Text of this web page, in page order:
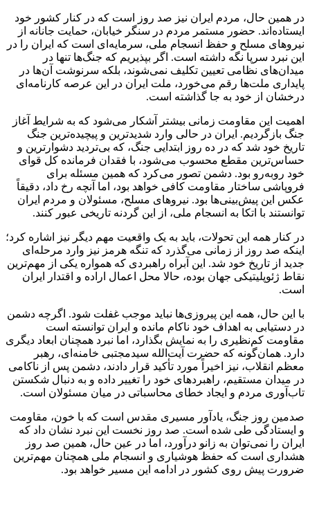
در همین حال، مردم ایران نیز صد روز است که در کنار کشور خود
ایستاده‌اند. حضور مستمر مردم در سنگر خیابان، حمایت جانانه از
نیروهای مسلح و حفظ انسجام ملی، سرمایه‌ای است که ایران را در
این نبرد سرپا نگه داشته است. اگر بپذیریم که جنگ‌ها تنها در
میدان‌های نظامی تعیین تکلیف نمی‌شوند، بلکه سرنوشت آن‌ها در
پایداری ملت‌ها رقم می‌خورد، ملت ایران در این عرصه کارنامه‌ای
درخشان از خود به جا گذاشته است.
اهمیت این مقاومت زمانی بیشتر آشکار می‌شود که به شرایط آغاز
جنگ بازگردیم. ایران در حالی وارد شدیدترین و پیچیده‌ترین جنگ
تاریخ خود شد که در ده روز ابتدایی جنگ، که بی‌تردید دشوارترین و
حساس‌ترین مقطع محسوب می‌شود، با فقدان فرمانده کل قوای
خود روبه‌رو بود. دشمن تصور می‌کرد که همین مسئله برای
فروپاشی ساختار مقاومت کافی خواهد بود، اما آنچه رخ داد، دقیقاً
عکس این پیش‌بینی‌ها بود. نیروهای مسلح، مسئولان و مردم ایران
توانستند با اتکا به انسجام ملی، از این گردنه تاریخی عبور کنند.
در کنار همه این تحولات، باید به یک واقعیت مهم دیگر نیز اشاره کرد؛
اینکه صد روز از زمانی می‌گذرد که تنگه هرمز نیز وارد مرحله‌ای
جدید از تاریخ خود شد. این آبراه راهبردی که همواره یکی از مهم‌ترین
نقاط ژئوپلیتیکی جهان بوده، حالا محل اعمال اراده و اقتدار ایران
است.
با این حال، همه این پیروزی‌ها نباید موجب غفلت شود. اگرچه دشمن
در دستیابی به اهداف خود ناکام مانده و ایران توانسته است
مقاومت کم‌نظیری را به نمایش بگذارد، اما نبرد همچنان ابعاد دیگری
دارد. همان‌گونه که حضرت آیت‌الله سیدمجتبی خامنه‌ای، رهبر
معظم انقلاب، نیز اخیراً مورد تأکید قرار دادند، دشمن پس از ناکامی
در میدان مستقیم، راهبردهای خود را تغییر داده و به دنبال شکستن
تاب‌آوری مردم و ایجاد خطای محاسباتی در میان مسئولان است.
صدمین روز جنگ، یادآور مسیری مقدس است که با خون، مقاومت
و ایستادگی طی شده است. صد روز نخست این نبرد نشان داد که
ایران را نمی‌توان به زانو درآورد، اما در عین حال، همین صد روز
هشداری است که حفظ هوشیاری و انسجام ملی همچنان مهم‌ترین
ضرورت پیش روی کشور در ادامه این مسیر خواهد بود.